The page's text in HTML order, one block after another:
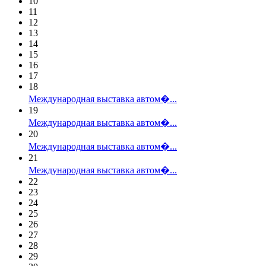
11
12
13
14
15
16
17
18
Международная выставка автом�...
19
Международная выставка автом�...
20
Международная выставка автом�...
21
Международная выставка автом�...
22
23
24
25
26
27
28
29